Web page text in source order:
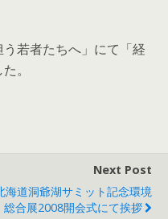
若者たちへ」にて「経
。
Next Post
海道洞爺湖サミット記念環境
総合展2008開会式にて挨拶